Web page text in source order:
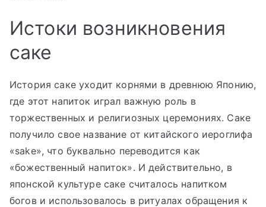
Истоки возникновения
саке
История саке уходит корнями в древнюю Японию,
где этот напиток играл важную роль в
торжественных и религиозных церемониях. Саке
получило свое название от китайского иероглифа
«sake», что буквально переводится как
«божественный напиток». И действительно, в
японской культуре саке считалось напитком
богов и использовалось в ритуалах обращения к